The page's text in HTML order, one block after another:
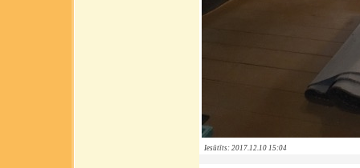
Iesūtīts: 2017.12.10 15:04